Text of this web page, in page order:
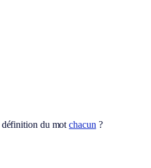
définition du motchacun ?